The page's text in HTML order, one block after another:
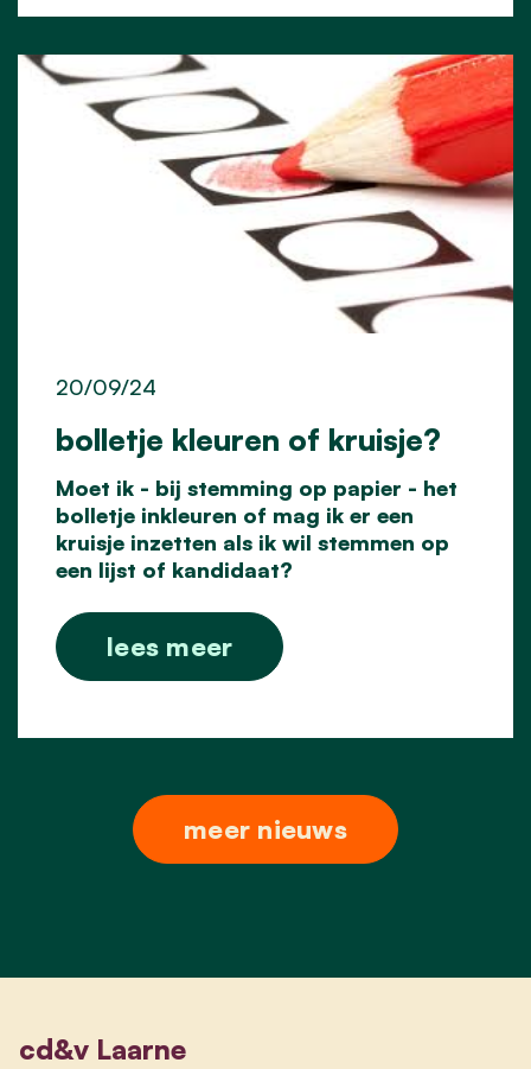
bolletje kleuren of kruisje?
20/09/24
Moet ik - bij stemming op papier - het
bolletje inkleuren of mag ik er een
kruisje inzetten als ik wil stemmen op
een lijst of kandidaat?
lees meer
meer nieuws
cd&v Laarne